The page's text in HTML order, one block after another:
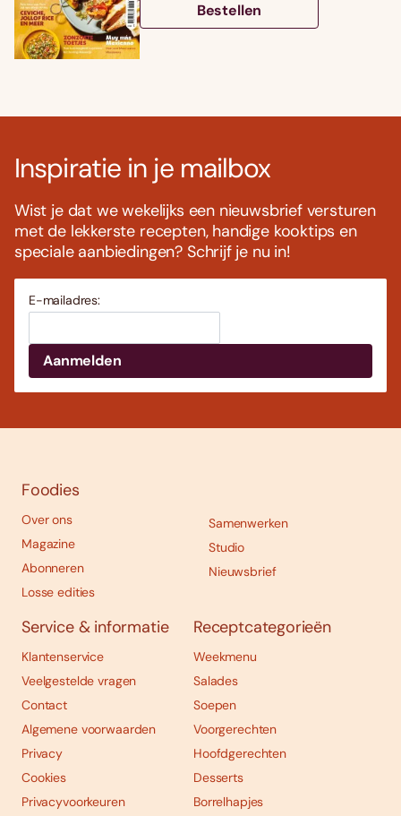
Bestellen
Inspiratie in je mailbox
Wist je dat we wekelijks een nieuwsbrief versturen
met de lekkerste recepten, handige kooktips en
speciale aanbiedingen? Schrijf je nu in!
E-mailadres:
Foodies
Over ons
Magazine
Abonneren
Losse edities
Samenwerken
Studio
Nieuwsbrief
Service & informatie
Klantenservice
Veelgestelde vragen
Contact
Algemene voorwaarden
Privacy
Cookies
Privacyvoorkeuren
Receptcategorieën
Weekmenu
Salades
Soepen
Voorgerechten
Hoofdgerechten
Desserts
Borrelhapjes